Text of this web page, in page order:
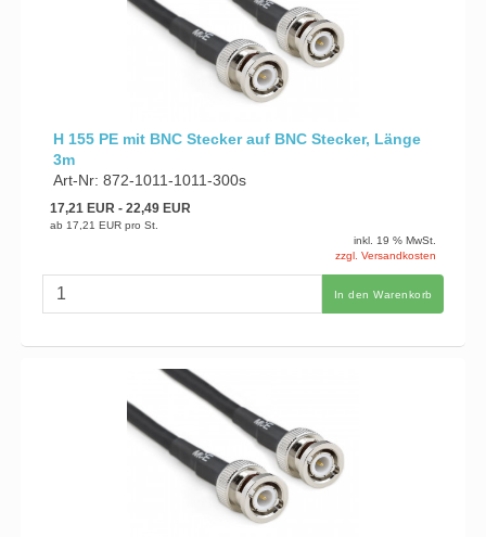
H 155 PE mit BNC Stecker auf BNC Stecker, Länge
3m
Art-Nr: 872-1011-1011-300s
17,21 EUR- 22,49 EUR
ab 17,21 EUR pro St.
inkl. 19 % MwSt.
zzgl. Versandkosten
In den Warenkorb